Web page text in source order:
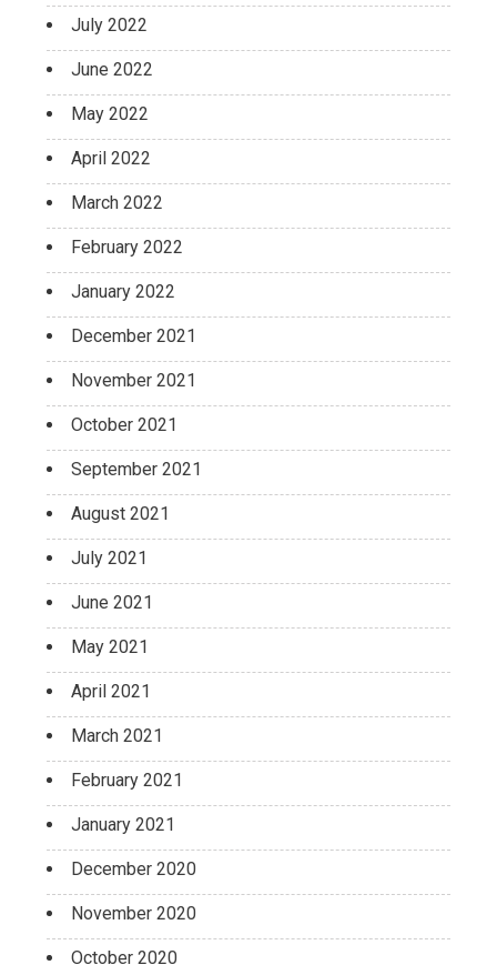
July 2022
June 2022
May 2022
April 2022
March 2022
February 2022
January 2022
December 2021
November 2021
October 2021
September 2021
August 2021
July 2021
June 2021
May 2021
April 2021
March 2021
February 2021
January 2021
December 2020
November 2020
October 2020